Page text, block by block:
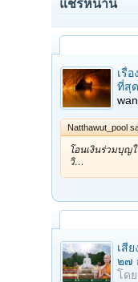
แชร์หน้านี้
เรื่
ที่สุ
Natthawut_pool
โอนเงินร่วมบุ
วิ…
เสี
๒๗
โดย